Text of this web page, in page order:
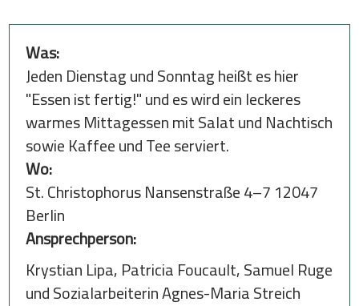
Was:
Jeden Dienstag und Sonntag heißt es hier
"Essen ist fertig!" und es wird ein leckeres
warmes Mittagessen mit Salat und Nachtisch
sowie Kaffee und Tee serviert.
Wo:
St. Christophorus Nansenstraße 4–7 12047
Berlin
Ansprechperson:
Krystian Lipa, Patricia Foucault, Samuel Ruge
und Sozialarbeiterin Agnes-Maria Streich